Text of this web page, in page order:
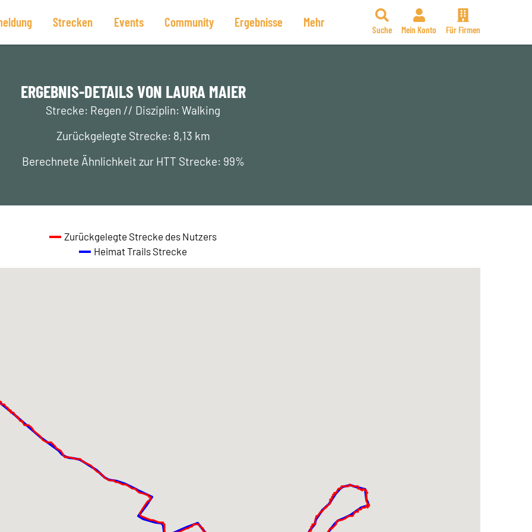
Strecken Events Community Ergebnisse Mehr
Suche Mein Konto Für Firmen
ERGEBNIS-DETAILS VON LAURA MAIER
Strecke: Regen // Disziplin: Walking
Zurückgelegte Strecke: 8,13 km
Berechnete Ähnlichkeit zur HTT Strecke: 99%
Zurückgelegte Strecke des Nutzers
Heimat Trails Strecke